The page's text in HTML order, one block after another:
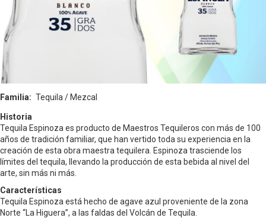
Familia Tequila / Mezcal
Historia
Tequila Espinoza es producto de Maestros Tequileros con más de 100
años de tradición familiar, que han vertido toda su experiencia en la
creación de esta obra maestra tequilera. Espinoza trasciende los
límites del tequila, llevando la producción de esta bebida al nivel del
arte, sin más ni más.
Características
Tequila Espinoza está hecho de agave azul proveniente de la zona
Norte “La Higuera”, a las faldas del Volcán de Tequila.